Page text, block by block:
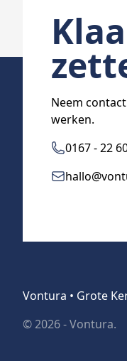
Neem
werken.
0167 - 22
Vontura • Grote
© 2026 - Vontura.